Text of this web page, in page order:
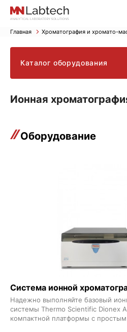
Главная Хроматография и хромато-
Каталог оборудования
Ионная
Оборудование
Система ионной
Надежно выполняйте базовый
системы Thermo Scientific Dionex
компактной платформы с